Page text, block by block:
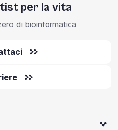
per la vita
di bioinformatica